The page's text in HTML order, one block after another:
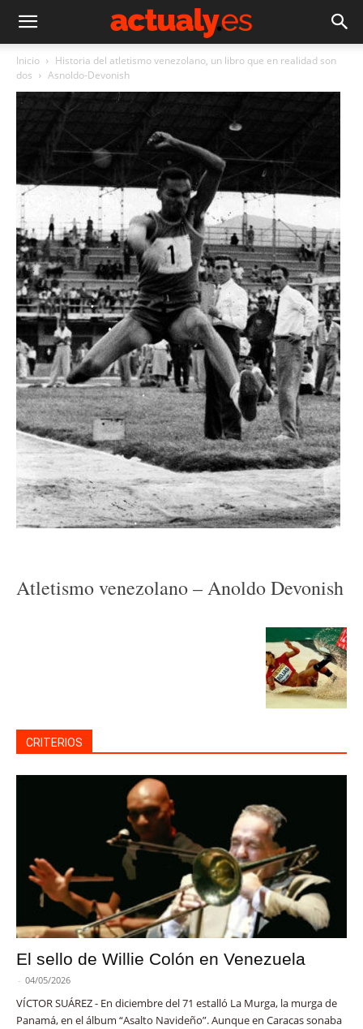
Inicio
Historia del atletismo venezolano, un libro que en realidad son
dos
Asnoldo-Devonish
Atletismo venezolano – Anoldo Devonish
CRITERIOS
El sello de Willie Colón en Venezuela
- 04/05/2026
VÍCTOR SUÁREZ - En diciembre del 71 estalló La Murga, la murga de
Panamá, en el álbum “Asalto Navideño”. Aunque en Caracas sonaba